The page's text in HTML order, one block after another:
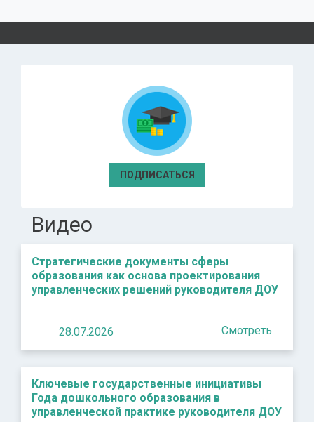
ПОДПИСАТЬСЯ
Видео
Стратегические документы сферы
образования как основа проектирования
управленческих решений руководителя ДОУ
28.07.2026 Смотреть
Ключевые государственные инициативы
Года дошкольного образования в
управленческой практике руководителя ДОУ